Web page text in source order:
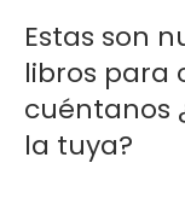
Estas son
libros para
cuéntanos
la tuya?